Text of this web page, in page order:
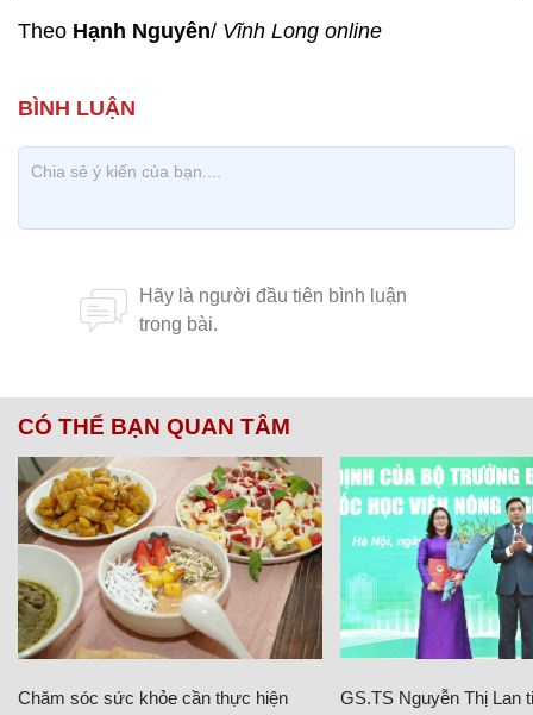
Theo Hạnh Nguyên/ Vĩnh Long online
CÓ THỂ BẠN QUAN TÂM
Chăm sóc sức khỏe cần thực hiện
GS.TS Nguyễn Thị Lan